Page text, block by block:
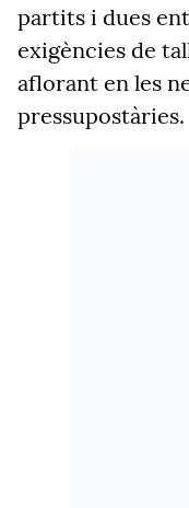
partits i dues
exigències de
aflorant en les
pressupostàries.